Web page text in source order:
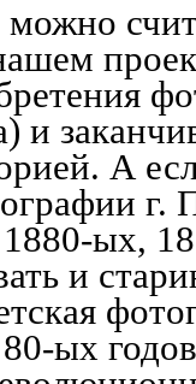
и
А
г.
ых,
и
ых